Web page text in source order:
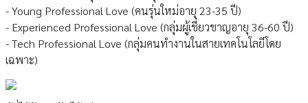
- Young Professional Love (คนรุ่นใหม่อายุ 23-35 ปี)
- Experienced Professional Love (กลุ่มผู้เชี่ยวชาญอายุ 36-60 ปี)
- Tech Professional Love (กลุ่มคนทำงานในสายเทคโนโลยีโดย
เฉพาะ)